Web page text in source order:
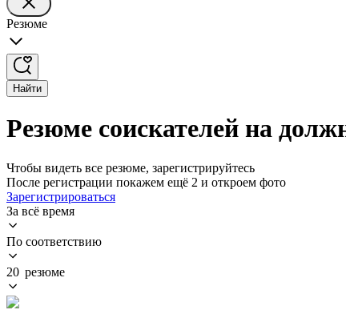
Резюме
Найти
Резюме соискателей на
Чтобы видеть все резюме, зарегистрируйтесь
После регистрации покажем ещё 2 и откроем фото
Зарегистрироваться
За всё время
По соответствию
20 резюме